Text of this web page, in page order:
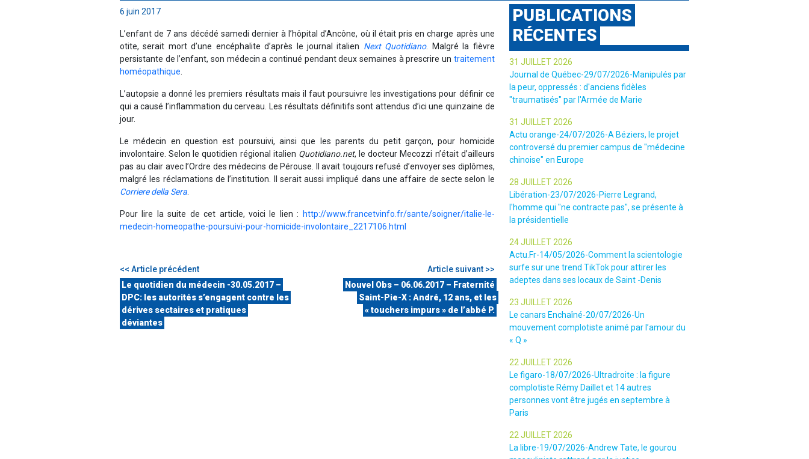
6 juin 2017
L’enfant de 7 ans décédé samedi dernier à l’hôpital d’Ancône, où il était pris en charge après une
otite, serait mort d’une encéphalite d’après le journal italien Next Quotidiano. Malgré la fièvre
persistante de l’enfant, son médecin a continué pendant deux semaines à prescrire un traitement
homéopathique.
L’autopsie a donné les premiers résultats mais il faut poursuivre les investigations pour définir ce
qui a causé l’inflammation du cerveau. Les résultats définitifs sont attendus d’ici une quinzaine de
jour.
Le médecin en question est poursuivi, ainsi que les parents du petit garçon, pour homicide
involontaire. Selon le quotidien régional italien Quotidiano.net, le docteur Mecozzi n’était d’ailleurs
pas au clair avec l’Ordre des médecins de Pérouse. Il avait toujours refusé d’envoyer ses diplômes,
malgré les réclamations de l’institution. Il serait aussi impliqué dans une affaire de secte selon le
Corriere della Sera.
Pour lire la suite de cet article, voici le lien :
http://www.francetvinfo.fr/sante/soigner/italie-le-
medecin-homeopathe-poursuivi-pour-homicide-involontaire_2217106.html
<< Article précédent
Le quotidien du médecin -30.05.2017 –
DPC: les autorités s’engagent contre les
dérives sectaires et pratiques
déviantes
Article suivant >>
Nouvel Obs – 06.06.2017 – Fraternité
Saint-Pie-X : André, 12 ans, et les
« touchers impurs » de l’abbé P.
PUBLICATIONS
RÉCENTES
31 JUILLET 2026
Journal de Québec-29/07/2026-Manipulés par
la peur, oppressés : d'anciens fidèles
"traumatisés" par l'Armée de Marie
31 JUILLET 2026
Actu orange-24/07/2026-A Béziers, le projet
controversé du premier campus de "médecine
chinoise" en Europe
28 JUILLET 2026
Libération-23/07/2026-Pierre Legrand,
l'homme qui "ne contracte pas", se présente à
la présidentielle
24 JUILLET 2026
Actu.Fr-14/05/2026-Comment la scientologie
surfe sur une trend TikTok pour attirer les
adeptes dans ses locaux de Saint -Denis
23 JUILLET 2026
Le canars Enchaîné-20/07/2026-Un
mouvement complotiste animé par l’amour du
« Q »
22 JUILLET 2026
Le figaro-18/07/2026-Ultradroite : la figure
complotiste Rémy Daillet et 14 autres
personnes vont être jugés en septembre à
Paris
22 JUILLET 2026
La libre-19/07/2026-Andrew Tate, le gourou